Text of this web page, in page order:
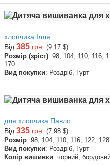
хлопчика Ілля
Від 385 грн. (9.17 $)
Розмір (зріст): 98, 104, 110, 116,
170
Вид покупки: Роздріб, Гурт
для хлопчика Павло
Від 335 грн. (7.98 $)
Розмір: 98, 104, 110, 116, 122,
Вид покупки: Роздріб, Гурт
Колір вишивки: чорний,